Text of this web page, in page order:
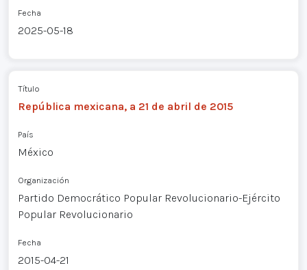
Fecha
2025-05-18
Título
República mexicana, a 21 de abril de 2015
País
México
Organización
Partido Democrático Popular Revolucionario-Ejército
Popular Revolucionario
Fecha
2015-04-21